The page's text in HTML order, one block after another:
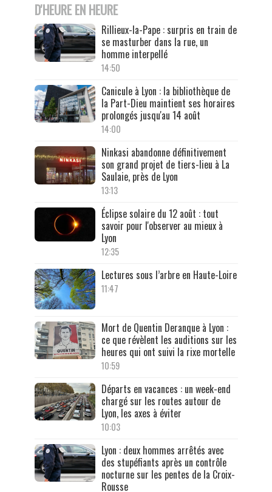
D'HEURE EN HEURE
Rillieux-la-Pape : surpris en train de
se masturber dans la rue, un
homme interpellé
14:50
Canicule à Lyon : la bibliothèque de
la Part-Dieu maintient ses horaires
prolongés jusqu'au 14 août
14:00
Ninkasi abandonne définitivement
son grand projet de tiers-lieu à La
Saulaie, près de Lyon
13:13
Éclipse solaire du 12 août : tout
savoir pour l'observer au mieux à
Lyon
12:35
Lectures sous l’arbre en Haute-Loire
11:47
Mort de Quentin Deranque à Lyon :
ce que révèlent les auditions sur les
heures qui ont suivi la rixe mortelle
10:59
Départs en vacances : un week-end
chargé sur les routes autour de
Lyon, les axes à éviter
10:03
Lyon : deux hommes arrêtés avec
des stupéfiants après un contrôle
nocturne sur les pentes de la Croix-
Rousse